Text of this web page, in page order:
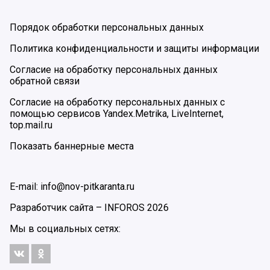
Порядок обработки персональных данных
Политика конфиденциальности и защиты информации
Согласие на обработку персональных данных
обратной связи
Согласие на обработку персональных данных с
помощью сервисов Yandex.Metrika, LiveInternet,
top.mail.ru
Показать баннерные места
E-mail: info@nov-pitkaranta.ru
Разработчик сайта –
INFOROS 2026
Мы в социальных сетях: